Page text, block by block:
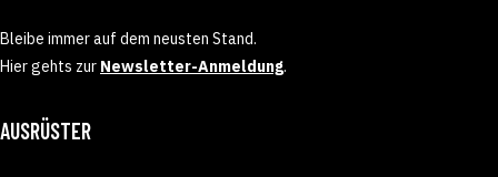
Bleibe immer auf dem neusten Stand.
Hier gehts zur Newsletter-Anmeldung.
AUSRÜSTER